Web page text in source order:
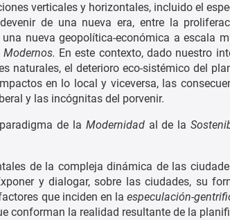
verticales y horizontales, incluido el
de una nueva era, entre la
nueva geopolítica-económica a escala
Modernos. En este contexto, dado nuestro
naturales, el deterioro eco-sistémico del
en lo local y viceversa, las
y las incógnitas del porvenir.
de la Modernidadal de la
de la compleja dinámica de las
y dialogar, sobre las ciudades, su
que inciden en la especulación-
conforman la realidad resultante de la